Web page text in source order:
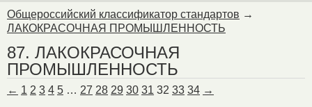
Общероссийский классификатор стандартов →
ЛАКОКРАСОЧНАЯ ПРОМЫШЛЕННОСТЬ
87. ЛАКОКРАСОЧНАЯ
ПРОМЫШЛЕННОСТЬ
← 1 2 3 4 5 … 27 28 29 30 31 32 33 34 →